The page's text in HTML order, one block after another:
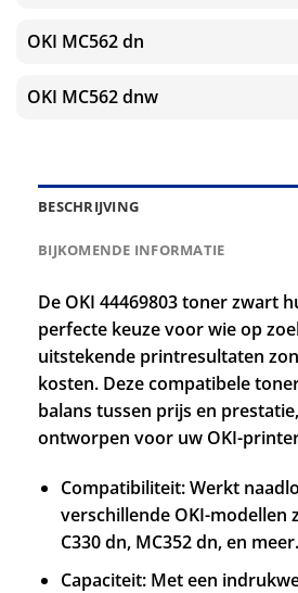
OKI MC562 dn
OKI MC562 dnw
BESCHRIJVING
BIJKOMENDE INFORMATIE
De OKI 44469803 toner zwart
perfecte keuze voor wie op
uitstekende printresultaten
kosten. Deze compatibele
balans tussen prijs en
ontworpen voor uw OKI-
Compatibiliteit: Werkt
verschillende OKI-modellen
C330 dn, MC352 dn, en meer.
Capaciteit: Met een